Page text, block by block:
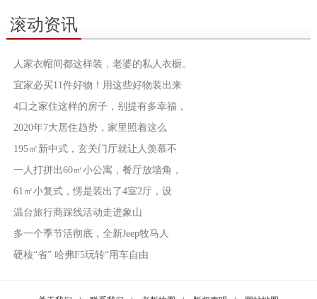
滚动资讯
人家衣帽间都这样装，老婆的私人衣橱。
宜家必买11件好物！用这些好物装出来
4口之家住这样的房子，别提有多幸福，
2020年7大居住趋势，家里照着这么
195㎡新中式，玄关门厅就让人羡慕不
一人打拼出60㎡小公寓，餐厅放墙角，
61㎡小复式，愣是装出了4室2厅，设
温台旅行商踩线活动走进象山
多一个季节活彻底，全新Jeep牧马人
硬核“省” 哈弗F5玩转“用车自由